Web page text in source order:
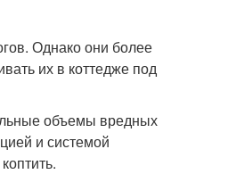
Однако они более
их в коттедже под
объемы вредных
и системой